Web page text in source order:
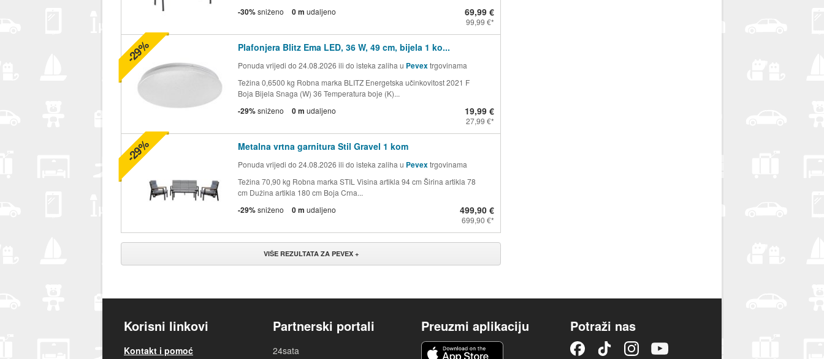
-30%sniženo 0 m udaljeno 69,99 €
99,99 €
Plafonjera Blitz Ema LED, 36 W, 49 cm, bijela 1 ko...
Ponuda vrijedi do 24.08.2026 ili do isteka zaliha u Pevextrgovinama
Težina 0,6500 kg Robna marka BLITZ Energetska učinkovitost 2021 F
Boja Bijela Snaga (W) 36 Temperatura boje (K)...
-29%sniženo 0 m udaljeno 19,99 €
27,99 €
-29%
Metalna vrtna garnitura Stil Gravel 1 kom
Ponuda vrijedi do 24.08.2026 ili do isteka zaliha u Pevextrgovinama
Težina 70,90 kg Robna marka STIL Visina artikla 94 cm Širina artikla 78
cm Dužina artikla 180 cm Boja Crna...
-29%sniženo 0 m udaljeno 499,90 €
699,90 €
-29%
VIŠE REZULTATA ZA PEVEX +
Korisni linkovi
Kontakt i pomoć
Partnerski portali
24sata
Preuzmi aplikaciju Potraži nas